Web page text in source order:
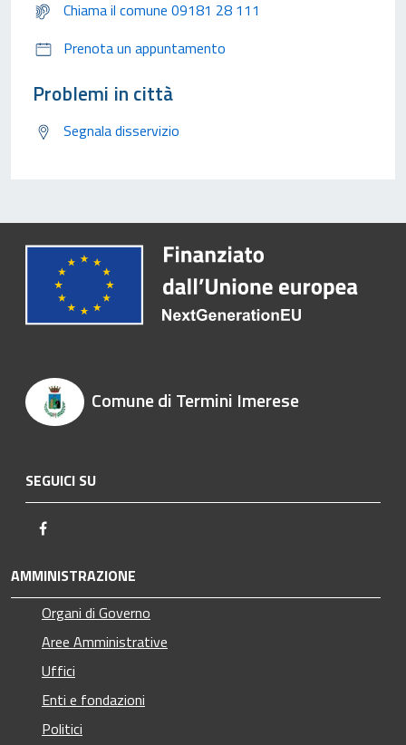
Chiama il comune 09181 28 111
Prenota un appuntamento
Problemi in città
Segnala disservizio
Comune di Termini Imerese
SEGUICI SU
AMMINISTRAZIONE
Organi di Governo
Aree Amministrative
Uffici
Enti e fondazioni
Politici